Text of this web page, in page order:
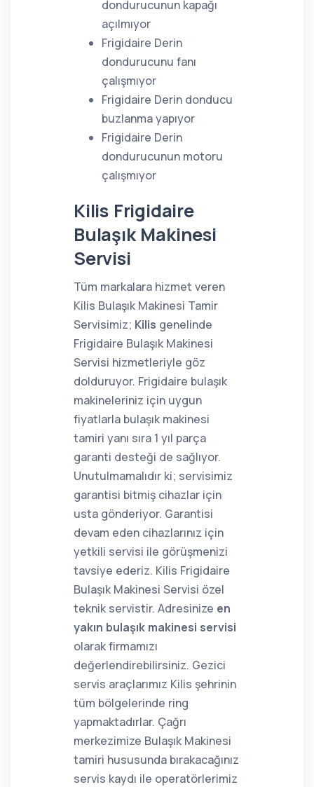
dondurucunun kapağı
açılmıyor
Frigidaire Derin
dondurucunu fanı
çalışmıyor
Frigidaire Derin donducu
buzlanma yapıyor
Frigidaire Derin
dondurucunun motoru
çalışmıyor
Kilis Frigidaire
Bulaşık Makinesi
Servisi
Tüm markalara hizmet veren
Kilis Bulaşık Makinesi Tamir
Servisimiz; Kilis genelinde
Frigidaire Bulaşık Makinesi
Servisi hizmetleriyle göz
dolduruyor. Frigidaire bulaşık
makineleriniz için uygun
fiyatlarla bulaşık makinesi
tamiri yanı sıra 1 yıl parça
garanti desteği de sağlıyor.
Unutulmamalıdır ki; servisimiz
garantisi bitmiş cihazlar için
usta gönderiyor. Garantisi
devam eden cihazlarınız için
yetkili servisi ile görüşmenizi
tavsiye ederiz. Kilis Frigidaire
Bulaşık Makinesi Servisi özel
teknik servistir. Adresinize en
yakın bulaşık makinesi servisi
olarak firmamızı
değerlendirebilirsiniz. Gezici
servis araçlarımız Kilis şehrinin
tüm bölgelerinde ring
yapmaktadırlar. Çağrı
merkezimize Bulaşık Makinesi
tamiri hususunda bırakacağınız
servis kaydı ile operatörlerimiz